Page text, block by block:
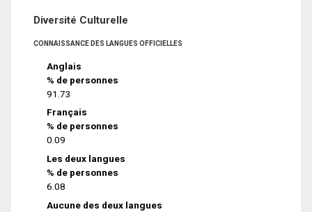
Diversité Culturelle
CONNAISSANCE DES LANGUES OFFICIELLES
Anglais
% de personnes
91.73
Français
% de personnes
0.09
Les deux langues
% de personnes
6.08
Aucune des deux langues